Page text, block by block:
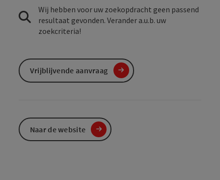
Wij hebben voor uw zoekopdracht geen passend
resultaat gevonden. Verander a.u.b. uw
zoekcriteria!
Vrijblijvende aanvraag
Naar de website